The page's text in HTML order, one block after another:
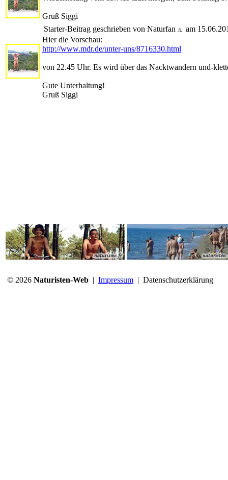
Gruß Siggi
Starter-Beitrag geschrieben von Naturfan
am
Hier die Vorschau:
http://www.mdr.de/unter-uns/8716330.html
von 22.45 Uhr. Es wird über das Nacktwandern und-
Gute Unterhaltung!
Gruß Siggi
© 2026 Naturisten-Web | Impressum | Datenschutzerklärung